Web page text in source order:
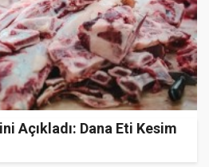
Açıkladı: Dana Eti Kesim